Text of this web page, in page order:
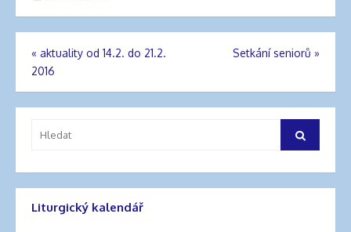
Navigace
pro
« aktuality od 14.2. do 21.2.
2016
Setkání seniorů »
Hledat
Liturgický kalendář